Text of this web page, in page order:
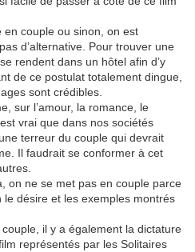
en couple ou sinon, on est
d’alternative. Pour trouver une
rendent dans un hôtel afin d’y
de ce postulat totalement dingue,
sont crédibles.
sur l’amour, la romance, le
vrai que dans nos sociétés
terreur du couple qui devrait
Il faudrait se conformer à cet
on ne se met pas en couple parce
le désire et les exemples montrés
il y a également la dictature
représentés par les Solitaires